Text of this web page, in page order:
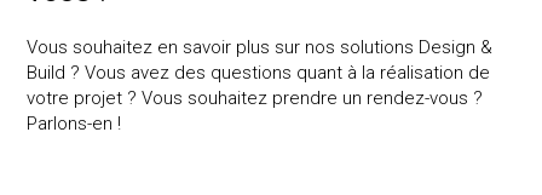
Vous souhaitez en savoir plus sur nos solutions Design &
Build ? Vous avez des questions quant à la réalisation de
votre projet ? Vous souhaitez prendre un rendez-vous ?
Parlons-en !